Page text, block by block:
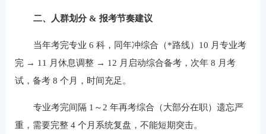
二、人群划分 & 报考节奏建议
当年考完专业 6 科，同年冲综合（*路线）10 月专业考
完 → 11 月休息调整 → 12 月启动综合备考，次年 8 月考
试，备考 8 个月，时间充足。
专业考完间隔 1～2 年再考综合（大部分在职）遗忘严
重，需要完整 4 个月系统复盘，不能短期突击。